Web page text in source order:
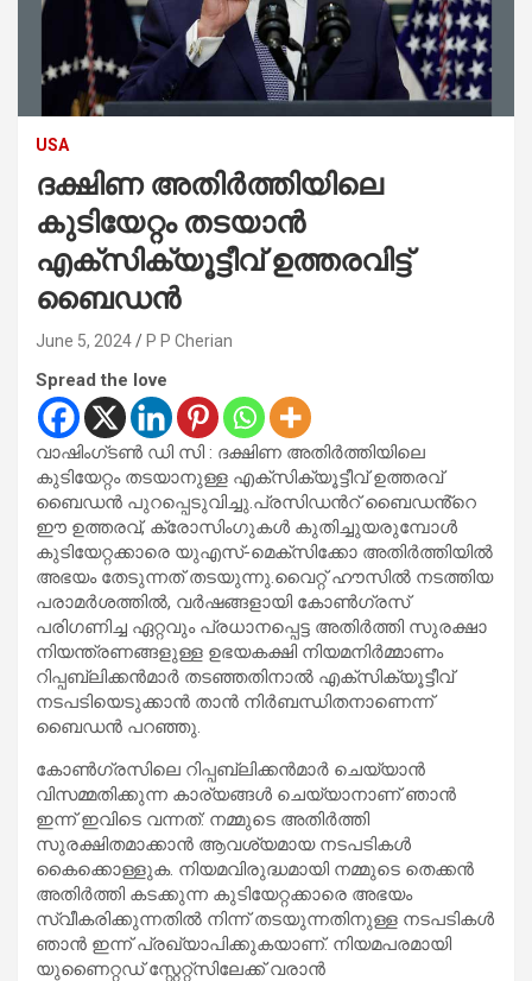
USA
ദക്ഷിണ അതിർത്തിയിലെ
കുടിയേറ്റം തടയാൻ
എക്സിക്യൂട്ടീവ് ഉത്തരവിട്ട്
ബൈഡൻ
June 5, 2024 P P Cherian
Spread the love
വാഷിംഗ്‌ടൺ ഡി സി : ദക്ഷിണ അതിർത്തിയിലെ
കുടിയേറ്റം തടയാനുള്ള എക്സിക്യൂട്ടീവ് ഉത്തരവ്
ബൈഡൻ പുറപ്പെടുവിച്ചു.പ്രസിഡൻറ് ബൈഡൻ്റെ
ഈ ഉത്തരവ്, ക്രോസിംഗുകൾ കുതിച്ചുയരുമ്പോൾ
കുടിയേറ്റക്കാരെ യുഎസ്-മെക്സിക്കോ അതിർത്തിയിൽ
അഭയം തേടുന്നത് തടയുന്നു.വൈറ്റ് ഹൗസിൽ നടത്തിയ
പരാമർശത്തിൽ, വർഷങ്ങളായി കോൺഗ്രസ്
പരിഗണിച്ച ഏറ്റവും പ്രധാനപ്പെട്ട അതിർത്തി സുരക്ഷാ
നിയന്ത്രണങ്ങളുള്ള ഉഭയകക്ഷി നിയമനിർമ്മാണം
റിപ്പബ്ലിക്കൻമാർ തടഞ്ഞതിനാൽ എക്സിക്യൂട്ടീവ്
നടപടിയെടുക്കാൻ താൻ നിർബന്ധിതനാണെന്ന്
ബൈഡൻ പറഞ്ഞു.
കോൺഗ്രസിലെ റിപ്പബ്ലിക്കൻമാർ ചെയ്യാൻ
വിസമ്മതിക്കുന്ന കാര്യങ്ങൾ ചെയ്യാനാണ് ഞാൻ
ഇന്ന് ഇവിടെ വന്നത്: നമ്മുടെ അതിർത്തി
സുരക്ഷിതമാക്കാൻ ആവശ്യമായ നടപടികൾ
കൈക്കൊള്ളുക. നിയമവിരുദ്ധമായി നമ്മുടെ തെക്കൻ
അതിർത്തി കടക്കുന്ന കുടിയേറ്റക്കാരെ അഭയം
സ്വീകരിക്കുന്നതിൽ നിന്ന് തടയുന്നതിനുള്ള നടപടികൾ
ഞാൻ ഇന്ന് പ്രഖ്യാപിക്കുകയാണ്. നിയമപരമായി
യുണൈറ്റഡ് സ്റ്റേറ്റ്സിലേക്ക് വരാൻ